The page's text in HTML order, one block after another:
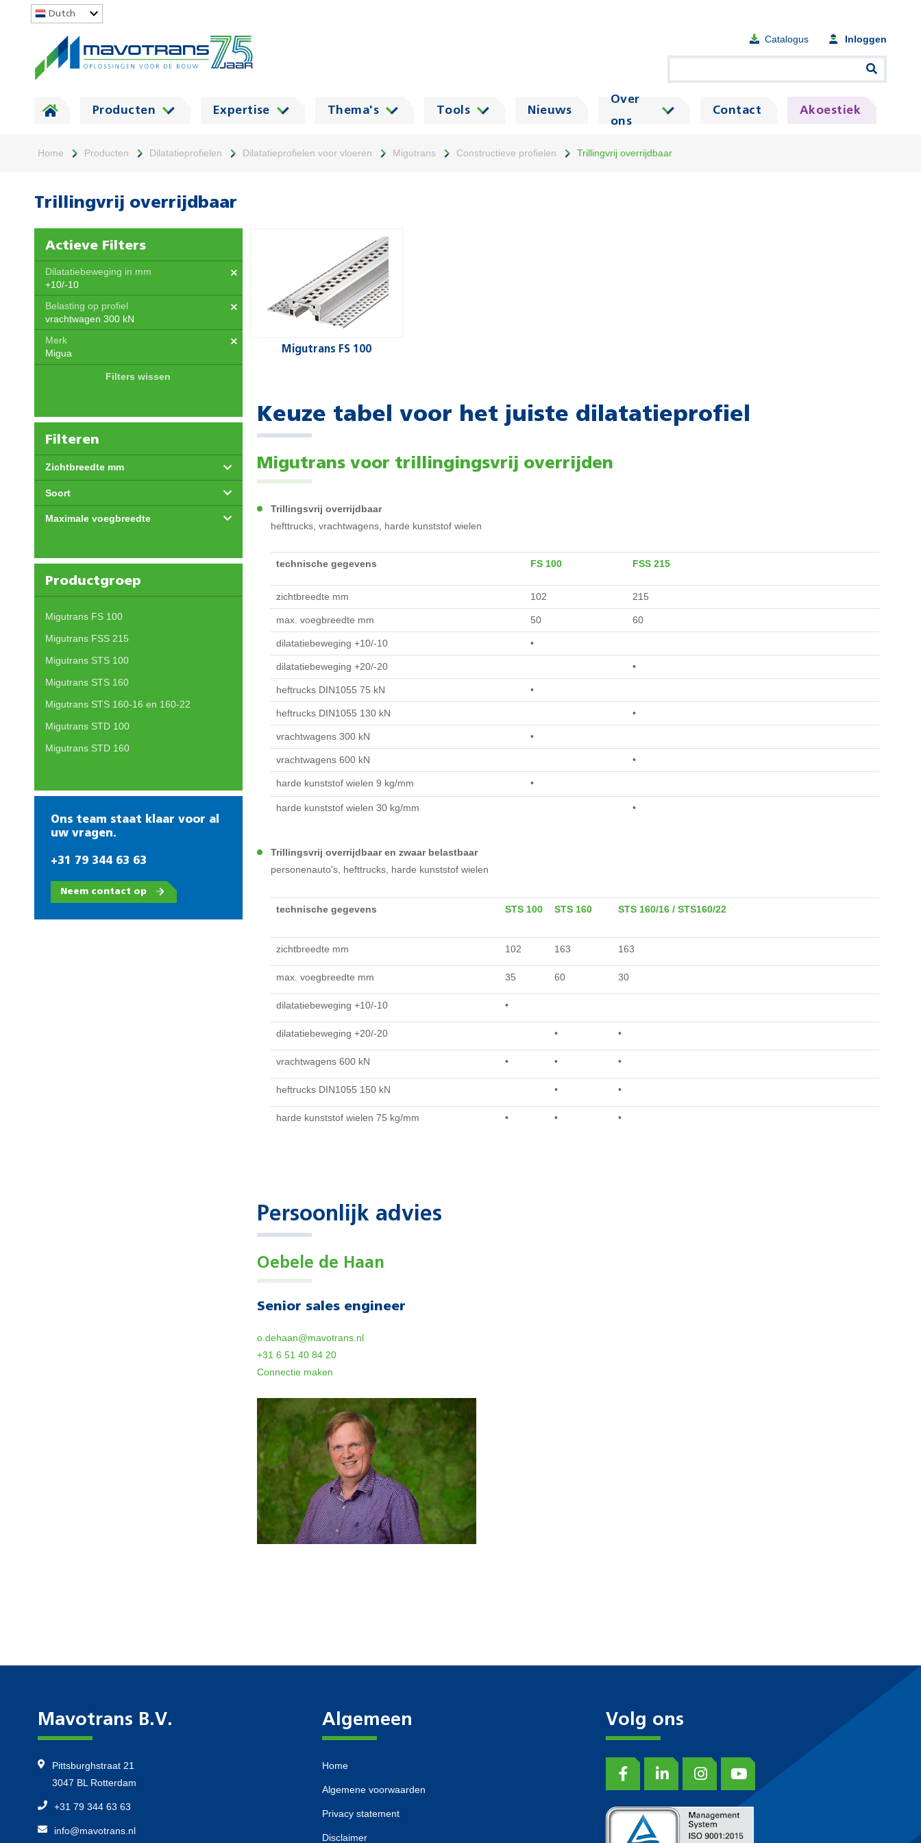
Dutch
Catalogus Inloggen
Producten Expertise Thema's Tools Nieuws
Over
ons
Contact Akoestiek
Home Producten Dilatatieprofielen Dilatatieprofielen voor vloeren Migutrans Constructieve profielen Trillingvrij overrijdbaar
Trillingvrij overrijdbaar
Actieve Filters
Dilatatiebeweging in mm
+10/-10
Belasting op profiel
vrachtwagen 300 kN
Merk
Migua
Filters wissen
Filteren
Zichtbreedte mm
Soort
Maximale voegbreedte
Productgroep
Migutrans FS 100
Migutrans FSS 215
Migutrans STS 100
Migutrans STS 160
Migutrans STS 160-16 en 160-22
Migutrans STD 100
Migutrans STD 160
Ons team staat klaar voor al
uw vragen.
+31 79 344 63 63
Neem contact op
Migutrans FS 100
Keuze tabel voor het juiste dilatatieprofiel
Migutrans voor trillingingsvrij overrijden
Trillingsvrij overrijdbaar
hefttrucks, vrachtwagens, harde kunststof wielen
technische gegevens FS 100 FSS 215
zichtbreedte mm 102 215
max. voegbreedte mm 50 60
dilatatiebeweging +10/-10 •
dilatatiebeweging +20/-20 •
heftrucks DIN1055 75 kN •
heftrucks DIN1055 130 kN •
vrachtwagens 300 kN •
vrachtwagens 600 kN •
harde kunststof wielen 9 kg/mm •
harde kunststof wielen 30 kg/mm •
Trillingsvrij overrijdbaar en zwaar belastbaar
personenauto's, hefttrucks, harde kunststof wielen
technische gegevens STS 100 STS 160 STS 160/16 / STS160/22
zichtbreedte mm 102 163 163
max. voegbreedte mm 35 60 30
dilatatiebeweging +10/-10 •
dilatatiebeweging +20/-20 • •
vrachtwagens 600 kN • • •
heftrucks DIN1055 150 kN • •
harde kunststof wielen 75 kg/mm • • •
Persoonlijk advies
Oebele de Haan
Senior sales engineer
o.dehaan@mavotrans.nl
+31 6 51 40 84 20
Connectie maken
Mavotrans B.V.
Pittsburghstraat 21
3047 BL Rotterdam
+31 79 344 63 63
info@mavotrans.nl
Algemeen
Home
Algemene voorwaarden
Privacy statement
Disclaimer
Volg ons